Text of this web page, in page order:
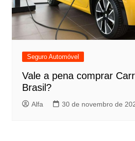
Seguro Automóvel
Vale a pena comprar
Brasil?
Alfa 30 de novembro de